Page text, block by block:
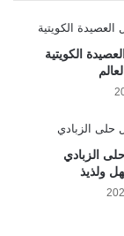
الكويتية
الزبادي
ولذيذ